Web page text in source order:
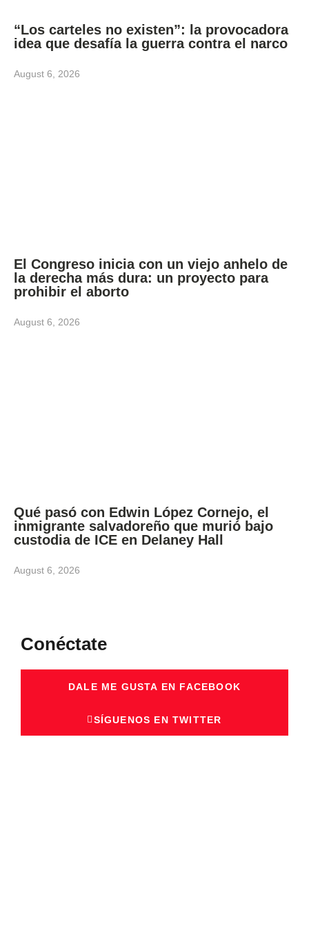
“Los carteles no existen”: la provocadora
idea que desafía la guerra contra el narco
August 6, 2026
El Congreso inicia con un viejo anhelo de
la derecha más dura: un proyecto para
prohibir el aborto
August 6, 2026
Qué pasó con Edwin López Cornejo, el
inmigrante salvadoreño que murió bajo
custodia de ICE en Delaney Hall
August 6, 2026
Conéctate
DALE ME GUSTA EN FACEBOOK
SÍGUENOS EN TWITTER